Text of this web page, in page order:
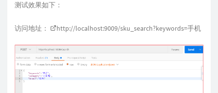
测试效果如下：
访问地址： http://localhost:9009/sku_search?keywords=手机